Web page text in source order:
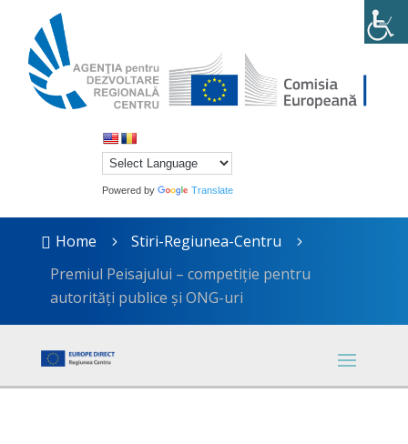
Powered by Translate
 Home 5 Stiri-Regiunea-Centru 5
Premiul Peisajului – competiție pentru
autorități publice și ONG-uri